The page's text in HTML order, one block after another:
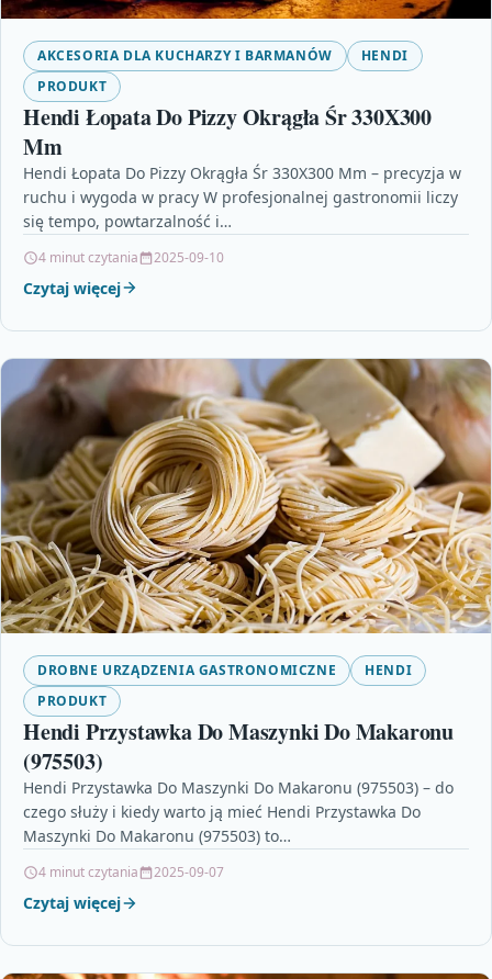
AKCESORIA DLA KUCHARZY I BARMANÓW
HENDI
PRODUKT
Hendi Łopata Do Pizzy Okrągła Śr 330X300
Mm
Hendi Łopata Do Pizzy Okrągła Śr 330X300 Mm – precyzja w
ruchu i wygoda w pracy W profesjonalnej gastronomii liczy
się tempo, powtarzalność i…
4 minut czytania 2025-09-10
Czytaj więcej
DROBNE URZĄDZENIA GASTRONOMICZNE
HENDI
PRODUKT
Hendi Przystawka Do Maszynki Do Makaronu
(975503)
Hendi Przystawka Do Maszynki Do Makaronu (975503) – do
czego służy i kiedy warto ją mieć Hendi Przystawka Do
Maszynki Do Makaronu (975503) to…
4 minut czytania 2025-09-07
Czytaj więcej